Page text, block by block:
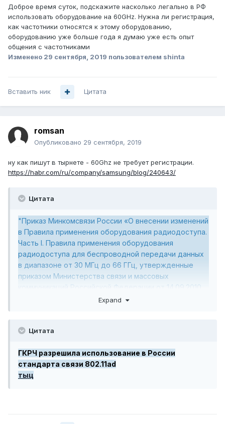
Доброе время суток, подскажите насколько легально в РФ
использовать оборудование на 60GHz. Нужна ли регистрация,
как частотники относятся к этому оборудованию,
оборудованию уже больше года я думаю уже есть опыт
общения с частотниками
Изменено 29 сентября, 2019 пользователем shinta
Вставить ник Цитата
romsan
Опубликовано 29 сентября, 2019
ну как пишут в тырнете - 60Ghz не требует регистрации.
https://habr.com/ru/company/samsung/blog/240643/
Цитата
"Приказ Минкомсвязи России «О внесении изменений
в Правила применения оборудования радиодоступа.
Часть I. Правила применения оборудования
радиодоступа для беспроводной передачи данных
в диапазоне от 30 МГц до 66 ГГц, утвержденные
приказом Министерства связи и массовых
коммуникаций Российской Федерации от 14.09.2010
Expand
Цитата
ГКРЧ разрешила использование в России
стандарта связи 802.11ad
тыц